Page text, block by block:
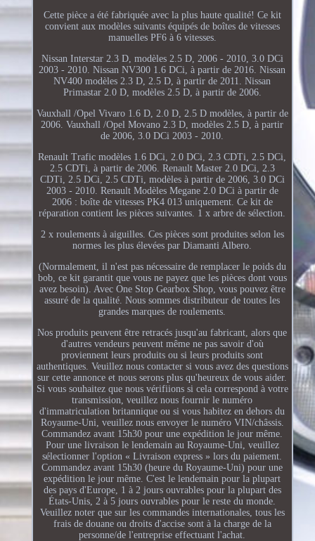
Cette pièce a été fabriquée avec la plus haute qualité! Ce kit
convient aux modèles suivants équipés de boîtes de vitesses
manuelles PF6 à 6 vitesses.
Nissan Interstar 2.3 D, modèles 2.5 D, 2006 - 2010, 3.0 DCi
2003 - 2010. Nissan NV300 1.6 DCi, à partir de 2016. Nissan
NV400 modèles 2.3 D, 2.5 D, à partir de 2011. Nissan
Primastar 2.0 D, modèles 2.5 D, à partir de 2006.
Vauxhall /Opel Vivaro 1.6 D, 2.0 D, 2.5 D modèles, à partir de
2006. Vauxhall /Opel Movano 2.3 D, modèles 2.5 D, à partir
de 2006, 3.0 DCi 2003 - 2010.
Renault Trafic modèles 1.6 DCi, 2.0 DCi, 2.3 CDTi, 2.5 DCi,
2.5 CDTi, à partir de 2006. Renault Master 2.0 DCi, 2.3
CDTi, 2.5 DCi, 2.5 CDTi, modèles à partir de 2006, 3.0 DCi
2003 - 2010. Renault Modèles Megane 2.0 DCi à partir de
2006 : boîte de vitesses PK4 013 uniquement. Ce kit de
réparation contient les pièces suivantes. 1 x arbre de sélection.
2 x roulements à aiguilles. Ces pièces sont produites selon les
normes les plus élevées par Diamanti Albero.
(Normalement, il n'est pas nécessaire de remplacer le poids du
bob, ce kit garantit que vous ne payez que les pièces dont vous
avez besoin). Avec One Stop Gearbox Shop, vous pouvez être
assuré de la qualité. Nous sommes distributeur de toutes les
grandes marques de roulements.
Nos produits peuvent être retracés jusqu'au fabricant, alors que
d'autres vendeurs peuvent même ne pas savoir d'où
proviennent leurs produits ou si leurs produits sont
authentiques. Veuillez nous contacter si vous avez des questions
sur cette annonce et nous serons plus qu'heureux de vous aider.
Si vous souhaitez que nous vérifiions si cela correspond à votre
transmission, veuillez nous fournir le numéro
d'immatriculation britannique ou si vous habitez en dehors du
Royaume-Uni, veuillez nous envoyer le numéro VIN/châssis.
Commandez avant 15h30 pour une expédition le jour même.
Pour une livraison le lendemain au Royaume-Uni, veuillez
sélectionner l'option « Livraison express » lors du paiement.
Commandez avant 15h30 (heure du Royaume-Uni) pour une
expédition le jour même. C'est le lendemain pour la plupart
des pays d'Europe, 1 à 2 jours ouvrables pour la plupart des
États-Unis, 2 à 5 jours ouvrables pour le reste du monde.
Veuillez noter que sur les commandes internationales, tous les
frais de douane ou droits d'accise sont à la charge de la
personne/de l'entreprise effectuant l'achat.